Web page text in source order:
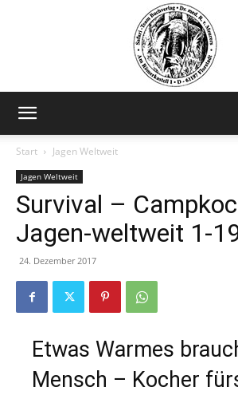
Start
Jagen Weltweit
Jagen Weltweit
Survival –
Jagen-weltweit 1-
24. Dezember 2017
Etwas Warmes
Mensch – Kocher